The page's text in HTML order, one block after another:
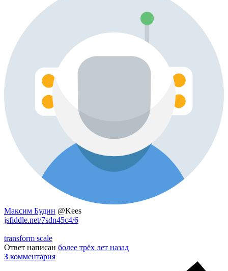
Максим Будин @Kees
jsfiddle.net/7sdn45c4/6
transform scale
Ответ написан более трёх лет назад
3 комментария